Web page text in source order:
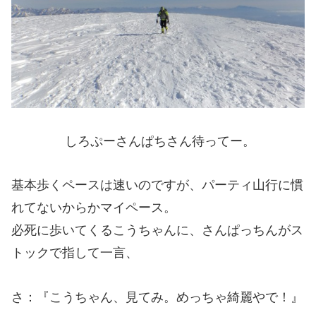
しろぷーさんぱちさん待ってー。
基本歩くペースは速いのですが、パーティ山行に慣
れてないからかマイペース。
必死に歩いてくるこうちゃんに、さんぱっちんがス
トックで指して一言、
さ：『こうちゃん、見てみ。めっちゃ綺麗やで！』